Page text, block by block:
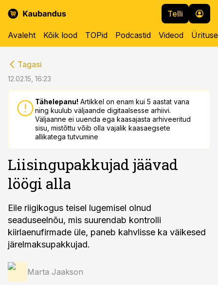
Telli
Avaleht Kõik lood TOPid Podcastid Videod
Tagasi
12.02.15, 16:23
Tähelepanu! Artikkel on enam kui 5 aastat vana
ning kuulub väljaande digitaalsesse arhiivi.
Väljaanne ei uuenda ega kaasajasta arhiveeritud
sisu, mistõttu võib olla vajalik kaasaegsete
allikatega tutvumine
Liisingupakkujad jäävad
löögi alla
Eile riigikogus teisel lugemisel olnud
seaduseelnõu, mis suurendab kontrolli
kiirlaenufirmade üle, paneb kahvlisse ka väikesed
järelmaksupakkujad.
Marta Jaakson